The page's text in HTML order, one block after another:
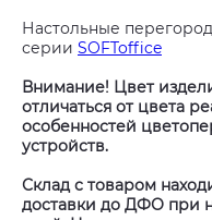
Настольные
серии SOFToffice
Внимание! Цвет
отличаться от цвета
особенностей
устройств.
Склад с товаром
доставки до ДФО при